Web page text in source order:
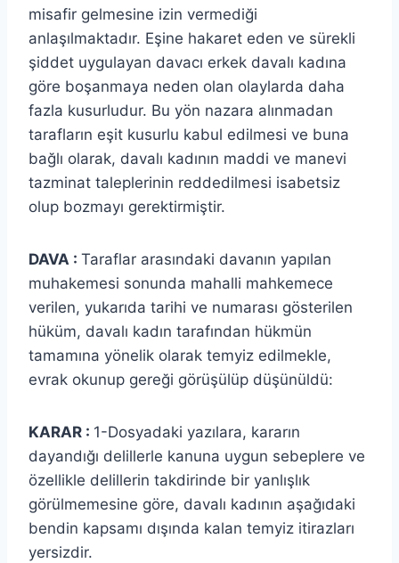
misafir gelmesine izin vermediği
anlaşılmaktadır. Eşine hakaret eden ve sürekli
şiddet uygulayan davacı erkek davalı kadına
göre boşanmaya neden olan olaylarda daha
fazla kusurludur. Bu yön nazara alınmadan
tarafların eşit kusurlu kabul edilmesi ve buna
bağlı olarak, davalı kadının maddi ve manevi
tazminat taleplerinin reddedilmesi isabetsiz
olup bozmayı gerektirmiştir.
DAVA : Taraflar arasındaki davanın yapılan
muhakemesi sonunda mahalli mahkemece
verilen, yukarıda tarihi ve numarası gösterilen
hüküm, davalı kadın tarafından hükmün
tamamına yönelik olarak temyiz edilmekle,
evrak okunup gereği görüşülüp düşünüldü:
KARAR : 1-Dosyadaki yazılara, kararın
dayandığı delillerle kanuna uygun sebeplere ve
özellikle delillerin takdirinde bir yanlışlık
görülmemesine göre, davalı kadının aşağıdaki
bendin kapsamı dışında kalan temyiz itirazları
yersizdir.